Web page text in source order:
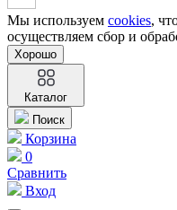
Мы используем cookies,
осуществляем сбор и
Хорошо
Каталог
Поиск
Корзина
0
Сравнить
Вход